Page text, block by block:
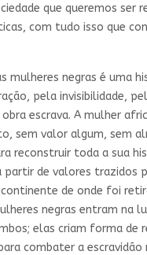
que queremos ser
com tudo isso que
mulheres negras é uma
pela invisibilidade,
escrava. A mulher
sem valor algum, sem
reconstruir toda a sua
partir de valores trazidos
de onde foi
negras entram na
elas criam forma de
combater a escravidão